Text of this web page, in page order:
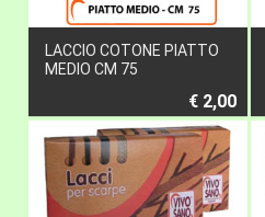
LACCIO COTONE PIATTO
MEDIO CM 75
€ 2,00